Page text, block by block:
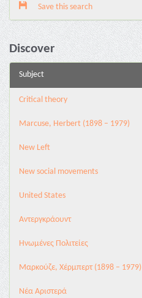
Save this search
Discover
Subject
Critical theory
Marcuse, Herbert (1898 – 1979)
New Left
New social movements
United States
Αντεργκράουντ
Ηνωμένες Πολιτείες
Μαρκούζε, Χέρμπερτ (1898 – 1979)
Νέα Αριστερά